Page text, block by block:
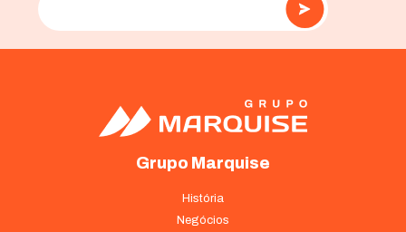
Grupo Marquise
História
Negócios